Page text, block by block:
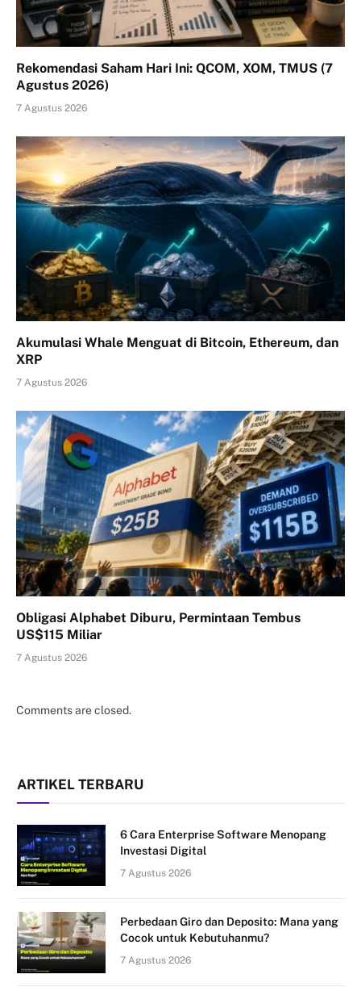
Rekomendasi Saham Hari Ini: QCOM, XOM, TMUS (7
Agustus 2026)
7 Agustus 2026
Akumulasi Whale Menguat di Bitcoin, Ethereum, dan
XRP
7 Agustus 2026
Obligasi Alphabet Diburu, Permintaan Tembus
US$115 Miliar
7 Agustus 2026
Comments are closed.
ARTIKEL TERBARU
6 Cara Enterprise Software Menopang
Investasi Digital
7 Agustus 2026
Perbedaan Giro dan Deposito: Mana yang
Cocok untuk Kebutuhanmu?
7 Agustus 2026